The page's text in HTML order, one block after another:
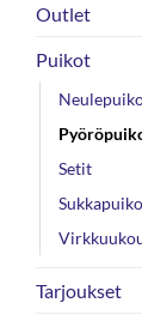
Outlet
Puikot
Setit
Tarjoukset